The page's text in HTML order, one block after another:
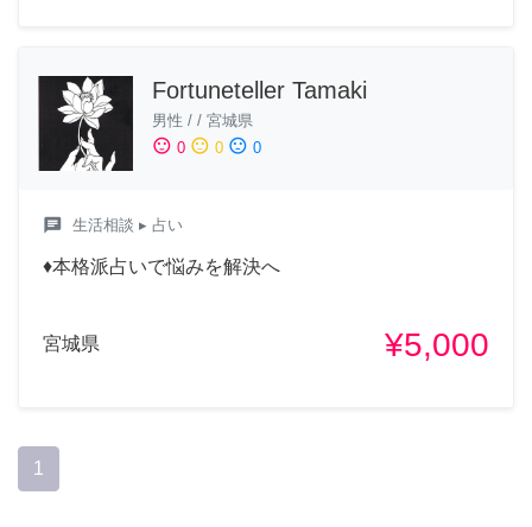
Fortuneteller Tamaki
男性 / / 宮城県
sentiment_satisfied 0 sentiment_neutral 0 sentiment_dissatisfied 0
chat 生活相談 ▸ 占い
♦本格派占いで悩みを解決へ
宮城県 ¥5,000
1